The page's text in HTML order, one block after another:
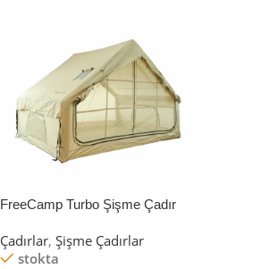
FreeCamp Turbo Şişme Çadır
Çadırlar, Şişme Çadırlar
stokta